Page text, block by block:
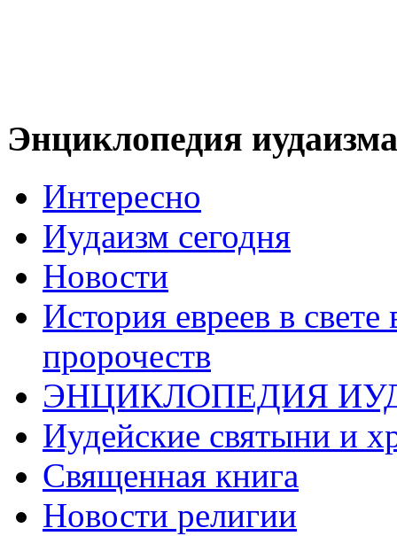
Энциклопедия иудаизма
Интересно
Иудаизм сегодня
Новости
История евреев в
пророчеств
ЭНЦИКЛОПЕДИЯ
Иудейские святыни и
Священная книга
Новости религии